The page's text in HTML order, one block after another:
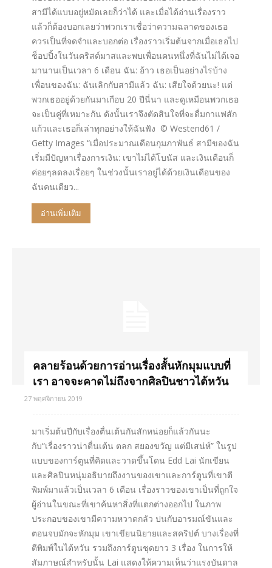
สามีได้แบบอยู่หมัดเลยก็ว่าได้ และเมื่อได้อ่านเรื่องราว
แล้วก็ต้องบอกเลยว่าพวกเราเชื่อว่าความฉลาดของเธอ
ควรเป็นที่จดจำและบอกต่อ เรื่องราวเริ่มต้นจากเมื่อเธอไป
ช็อปปิ้งในวันคริสต์มาสและพบเพื่อนคนหนึ่งที่ฉันไม่ได้เจอ
มานานเป็นเวลา 6 เดือน ฉัน: อ้าว เธอเป็นอย่างไรบ้าง
เพื่อนของฉัน: ฉันเลิกกับสามีแล้ว ฉัน: เสียใจด้วยนะ! แต่
พวกเธออยู่ด้วยกันมาเกือบ 20 ปีนี่นา และดูเหมือนพวกเธอ
จะเป็นคู่ที่เหมาะกัน ดังนั้นเราจึงตัดสินใจที่จะดื่มกาแฟสัก
แก้วและเธอก็เล่าทุกอย่างให้ฉันฟัง © Westend61 /
Getty Images “เมื่อประมาณเดือนกุมภาพันธ์ สามีของฉัน
เริ่มมีปัญหาเรื่องการเงิน: เขาไม่ได้โบนัส และเงินเดือนก็
ค่อยๆลดลงเรื่อยๆ ในช่วงนั้นเราอยู่ได้ด้วยเงินเดือนของ
ฉันคนเดียว...
อ่านเพิ่มเติม
คลายร้อนด้วยการอ่านเรื่องสั้นหักมุมแบบที่
เรา อาจจะคาดไม่ถึงจากศิลปินชาวไต้หวัน
27 พฤศจิกายน 2019
มาเริ่มต้นปีกับเรื่องตื่นเต้นกันสักหน่อยก็แล้วกันนะ
กับ“เรื่องราวน่าตื่นเต้น ตลก สยองขวัญ แต่มีเสน่ห์” ในรูป
แบบของการ์ตูนที่คิดและวาดขึ้นโดน Edd Lai นักเขียน
และศิลปินหนุ่มอธิบายถึงงานของเขาและการ์ตูนที่เขาตี
พิมพ์มาแล้วเป็นเวลา 6 เดือน เรื่องราวของเขาเป็นที่ถูกใจ
ผู้อ่านในขณะที่เขาค้นหาสิ่งที่แตกต่างออกไป ในภาพ
ประกอบของเขามีความหวาดกลัว ปนกับอารมณ์ขันและ
ตอนจบมักจะหักมุม เขาเขียนนิยายและสคริปต์ บางเรื่องที่
ตีพิมพ์ในไต้หวัน รวมถึงการ์ตูนชุดยาว 3 เรื่อง ในการให้
สัมภาษณ์สำหรับนั้น Lai แสดงให้ความเห็นว่าแรงบันดาล